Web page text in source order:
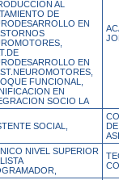
AL
DE
EN
EN
FUNCIONAL,
EN
SOCIO LA
SOCIAL,
NIVEL SUPERIOR